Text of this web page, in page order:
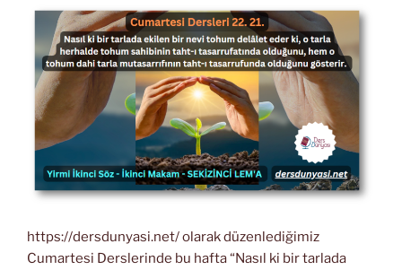
https://dersdunyasi.net/ olarak düzenlediğimiz
Cumartesi Derslerinde bu hafta “Nasıl ki bir tarlada